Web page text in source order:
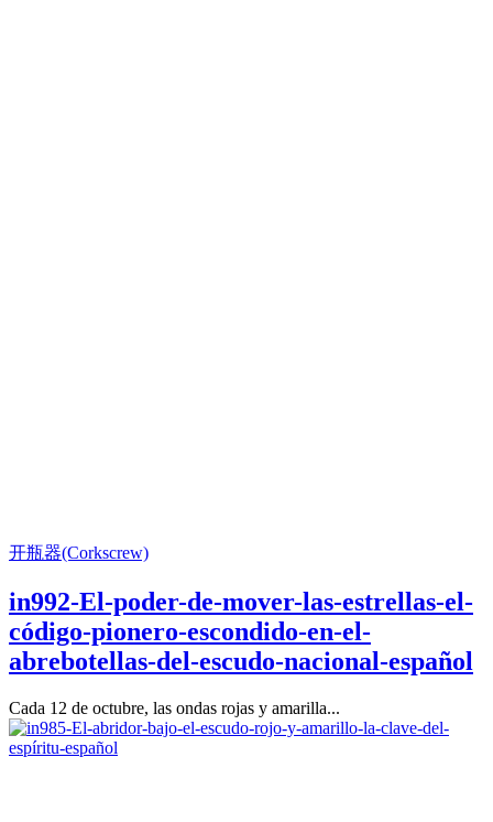
开瓶器(Corkscrew)
in992-El-poder-de-mover-las-estrellas-el-
código-pionero-escondido-en-el-
abrebotellas-del-escudo-nacional-español
Cada 12 de octubre, las ondas rojas y amarilla...